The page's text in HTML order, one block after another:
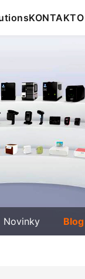
KONTAKTO
Novinky Blog